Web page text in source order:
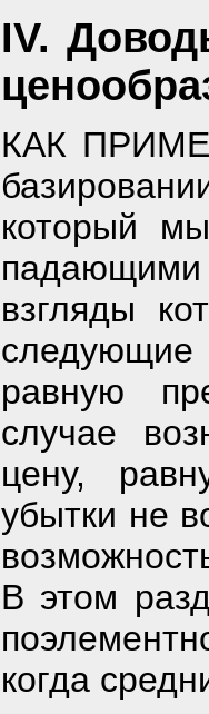
IV.
КАК
который
падающими
взгляды
следующие
равную
случае
цену,
убытки не
В этом
когда